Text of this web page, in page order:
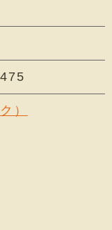
）